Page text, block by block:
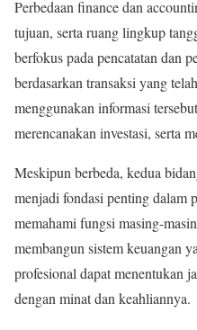
Perbedaan finance dan
tujuan, serta ruang lingkup
berfokus pada pencatatan dan
berdasarkan transaksi yang
menggunakan informasi
merencanakan investasi, serta
Meskipun berbeda, kedua
menjadi fondasi penting dalam
memahami fungsi masing-
membangun sistem keuangan
profesional dapat menentukan
dengan minat dan keahliannya.